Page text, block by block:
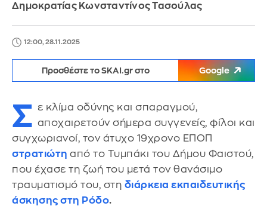
Δημοκρατίας Κωνσταντίνος Τασούλας
12:00, 28.11.2025
Προσθέστε το SKAI.gr στο Google
Σ ε κλίμα οδύνης και σπαραγμού,
αποχαιρετούν σήμερα συγγενείς, φίλοι και
συγχωριανοί, τον άτυχο 19χρονο ΕΠΟΠ
στρατιώτη από το Τυμπάκι του Δήμου Φαιστού,
που έχασε τη ζωή του μετά τον θανάσιμο
τραυματισμό του, στη διάρκεια εκπαιδευτικής
άσκησης στη Ρόδο.